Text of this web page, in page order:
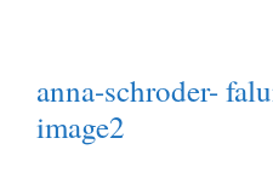
anna-schroder-
image2